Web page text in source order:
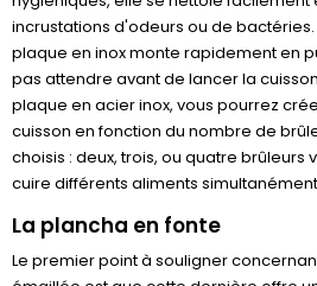
incrustations d'odeurs ou de
plaque en inox monte rapidement en
pas attendre avant de lancer la
plaque en acier inox, vous pourrez
cuisson en fonction du nombre de
choisis : deux, trois, ou quatre
cuire différents aliments
La plancha en fonte
Le premier point à souligner